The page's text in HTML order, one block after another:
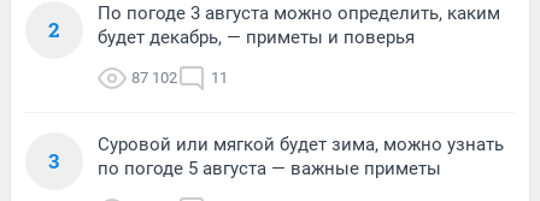
2
По погоде 3 августа можно определить, каким
будет декабрь, — приметы и поверья
87 102 11
3
Суровой или мягкой будет зима, можно узнать
по погоде 5 августа — важные приметы